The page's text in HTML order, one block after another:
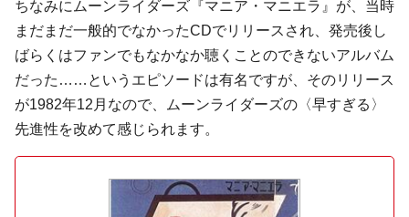
ちなみにムーンライダーズ『マニア・マニエラ』が、当時
まだまだ一般的でなかったCDでリリースされ、発売後し
ばらくはファンでもなかなか聴くことのできないアルバム
だった……というエピソードは有名ですが、そのリリース
が1982年12月なので、ムーンライダーズの〈早すぎる〉
先進性を改めて感じられます。